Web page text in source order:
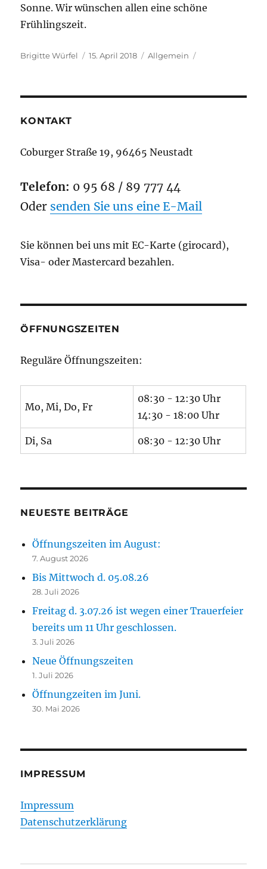
Sonne. Wir wünschen allen eine schöne
Frühlingszeit.
Autor
Brigitte Würfel
Veröffentlicht
15. April 2018 Kategorien
Allgemein
KONTAKT
Coburger Straße 19, 96465 Neustadt
Telefon: 0 95 68 / 89 777 44
Oder senden Sie uns eine E-Mail
Sie können bei uns mit EC-Karte (girocard),
Visa- oder Mastercard bezahlen.
ÖFFNUNGSZEITEN
Reguläre Öffnungszeiten:
Mo, Mi, Do, Fr
08:30 - 12:30 Uhr
14:30 - 18:00 Uhr
Di, Sa 08:30 - 12:30 Uhr
NEUESTE BEITRÄGE
Öffnungszeiten im August:
7. August 2026
Bis Mittwoch d. 05.08.26
28. Juli 2026
Freitag d. 3.07.26 ist wegen einer Trauerfeier
bereits um 11 Uhr geschlossen.
3. Juli 2026
Neue Öffnungszeiten
1. Juli 2026
Öffnungzeiten im Juni.
30. Mai 2026
IMPRESSUM
Impressum
Datenschutzerklärung